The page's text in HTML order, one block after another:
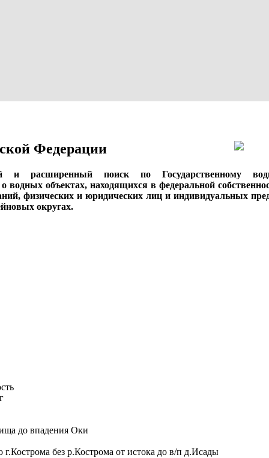
Федерации
и расширенный поиск по Государственному
объектах, находящихся в федеральной
физических и юридических лиц и индивидуальных
округах.
до впадения Оки
г.Кострома без р.Кострома от истока до в/п д.Исады